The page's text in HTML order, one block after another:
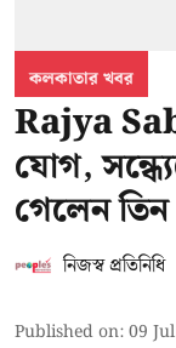
কলকাতার খবর
Rajya
যোগ,
গেলেন
নিজস্ব প্রতিনিধি
Published on:09